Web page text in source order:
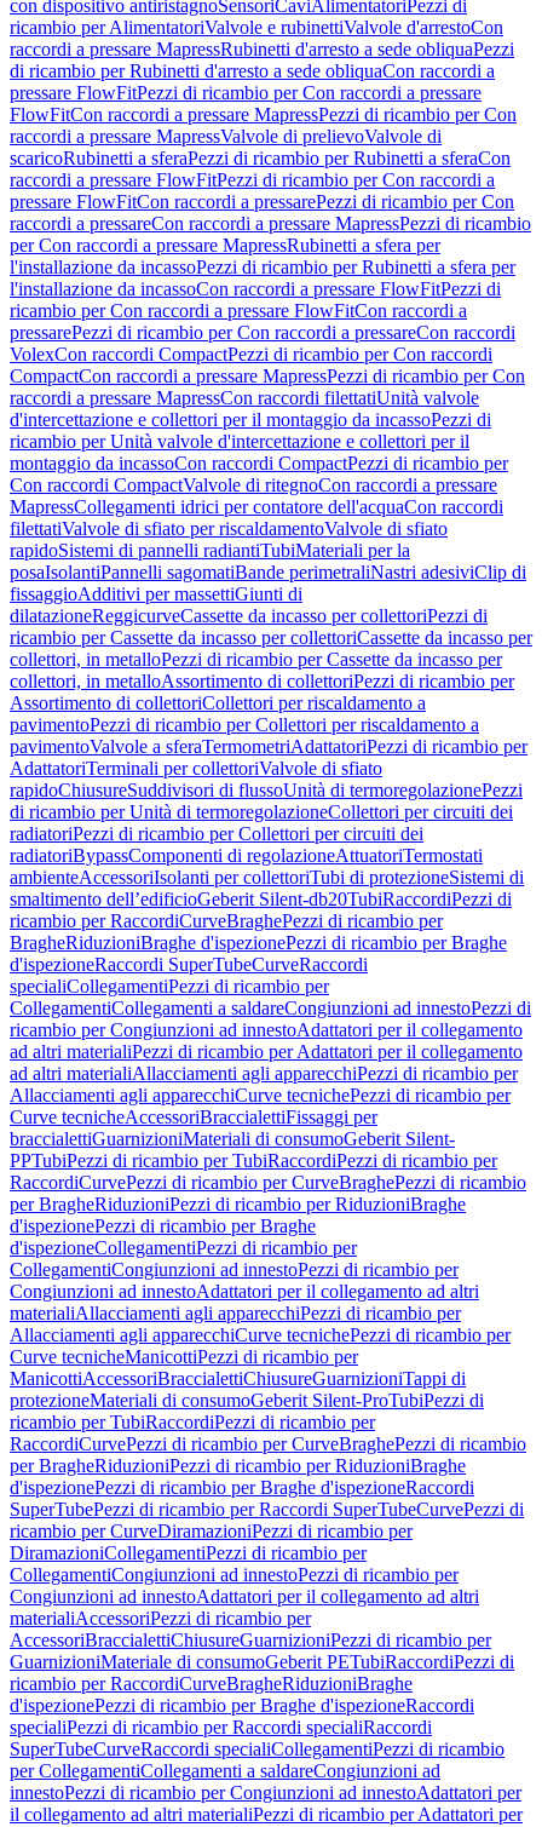
con dispositivo antiristagnoSensoriCaviAlimentatori Pezzi di
ricambio per AlimentatoriValvole e rubinettiValvole d'arrestoCon
raccordi a pressare MapressRubinetti d'arresto a sede obliquaPezzi
di ricambio per Rubinetti d'arresto a sede obliquaCon raccordi a
pressare FlowFitPezzi di ricambio per Con raccordi a pressare
FlowFitCon raccordi a pressare MapressPezzi di ricambio per Con
raccordi a pressare MapressValvole di prelievoValvole di
scaricoRubinetti a sferaPezzi di ricambio per Rubinetti a sferaCon
raccordi a pressare FlowFitPezzi di ricambio per Con raccordi a
pressare FlowFitCon raccordi a pressarePezzi di ricambio per Con
raccordi a pressareCon raccordi a pressare MapressPezzi di ricambio
per Con raccordi a pressare MapressRubinetti a sfera per
l'installazione da incassoPezzi di ricambio per Rubinetti a sfera per
l'installazione da incassoCon raccordi a pressare FlowFitPezzi di
ricambio per Con raccordi a pressare FlowFitCon raccordi a
pressarePezzi di ricambio per Con raccordi a pressareCon raccordi
VolexCon raccordi CompactPezzi di ricambio per Con raccordi
CompactCon raccordi a pressare MapressPezzi di ricambio per Con
raccordi a pressare MapressCon raccordi filettatiUnità valvole
d'intercettazione e collettori per il montaggio da incassoPezzi di
ricambio per Unità valvole d'intercettazione e collettori per il
montaggio da incassoCon raccordi CompactPezzi di ricambio per
Con raccordi CompactValvole di ritegnoCon raccordi a pressare
MapressCollegamenti idrici per contatore dell'acquaCon raccordi
filettatiValvole di sfiato per riscaldamentoValvole di sfiato
rapidoSistemi di pannelli radiantiTubiMateriali per la
posaIsolantiPannelli sagomatiBande perimetraliNastri adesiviClip di
fissaggioAdditivi per massettiGiunti di
dilatazioneReggicurveCassette da incasso per collettoriPezzi di
ricambio per Cassette da incasso per collettoriCassette da incasso per
collettori, in metalloPezzi di ricambio per Cassette da incasso per
collettori, in metalloAssortimento di collettoriPezzi di ricambio per
Assortimento di collettoriCollettori per riscaldamento a
pavimentoPezzi di ricambio per Collettori per riscaldamento a
pavimentoValvole a sferaTermometriAdattatoriPezzi di ricambio per
AdattatoriTerminali per collettoriValvole di sfiato
rapidoChiusureSuddivisori di flussoUnità di termoregolazionePezzi
di ricambio per Unità di termoregolazioneCollettori per circuiti dei
radiatoriPezzi di ricambio per Collettori per circuiti dei
radiatoriBypassComponenti di regolazioneAttuatoriTermostati
ambienteAccessoriIsolanti per collettoriTubi di protezioneSistemi di
smaltimento dell’edificioGeberit Silent-db20TubiRaccordiPezzi di
ricambio per RaccordiCurveBraghePezzi di ricambio per
BragheRiduzioniBraghe d'ispezionePezzi di ricambio per Braghe
d'ispezioneRaccordi SuperTubeCurveRaccordi
specialiCollegamentiPezzi di ricambio per
CollegamentiCollegamenti a saldareCongiunzioni ad innestoPezzi di
ricambio per Congiunzioni ad innestoAdattatori per il collegamento
ad altri materialiPezzi di ricambio per Adattatori per il collegamento
ad altri materialiAllacciamenti agli apparecchiPezzi di ricambio per
Allacciamenti agli apparecchiCurve tecnichePezzi di ricambio per
Curve tecnicheAccessoriBraccialettiFissaggi per
braccialettiGuarnizioniMateriali di consumoGeberit Silent-
PPTubiPezzi di ricambio per TubiRaccordiPezzi di ricambio per
RaccordiCurvePezzi di ricambio per CurveBraghePezzi di ricambio
per BragheRiduzioniPezzi di ricambio per RiduzioniBraghe
d'ispezionePezzi di ricambio per Braghe
d'ispezioneCollegamentiPezzi di ricambio per
CollegamentiCongiunzioni ad innestoPezzi di ricambio per
Congiunzioni ad innestoAdattatori per il collegamento ad altri
materialiAllacciamenti agli apparecchiPezzi di ricambio per
Allacciamenti agli apparecchiCurve tecnichePezzi di ricambio per
Curve tecnicheManicottiPezzi di ricambio per
ManicottiAccessoriBraccialettiChiusureGuarnizioniTappi di
protezioneMateriali di consumoGeberit Silent-ProTubiPezzi di
ricambio per TubiRaccordiPezzi di ricambio per
RaccordiCurvePezzi di ricambio per CurveBraghePezzi di ricambio
per BragheRiduzioniPezzi di ricambio per RiduzioniBraghe
d'ispezionePezzi di ricambio per Braghe d'ispezioneRaccordi
SuperTubePezzi di ricambio per Raccordi SuperTubeCurvePezzi di
ricambio per CurveDiramazioniPezzi di ricambio per
DiramazioniCollegamentiPezzi di ricambio per
CollegamentiCongiunzioni ad innestoPezzi di ricambio per
Congiunzioni ad innestoAdattatori per il collegamento ad altri
materialiAccessoriPezzi di ricambio per
AccessoriBraccialettiChiusureGuarnizioniPezzi di ricambio per
GuarnizioniMateriale di consumoGeberit PETubiRaccordiPezzi di
ricambio per RaccordiCurveBragheRiduzioniBraghe
d'ispezionePezzi di ricambio per Braghe d'ispezioneRaccordi
specialiPezzi di ricambio per Raccordi specialiRaccordi
SuperTubeCurveRaccordi specialiCollegamentiPezzi di ricambio
per CollegamentiCollegamenti a saldareCongiunzioni ad
innestoPezzi di ricambio per Congiunzioni ad innestoAdattatori per
il collegamento ad altri materialiPezzi di ricambio per Adattatori per